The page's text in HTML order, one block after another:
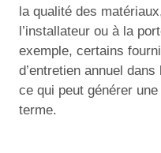
la qualité des
l’installateur ou à la
exemple, certains
d’entretien annuel
ce qui peut générer
terme.